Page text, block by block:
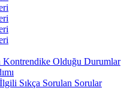
Kontrendike Olduğu Durumlar
Sıkça Sorulan Sorular